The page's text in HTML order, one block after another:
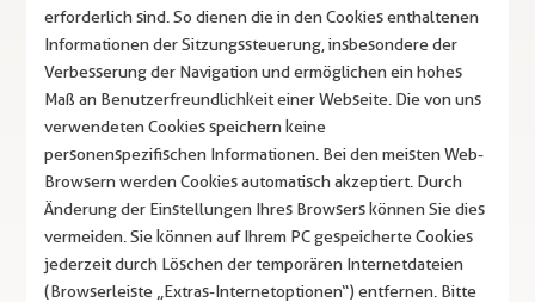
erforderlich sind. So dienen die in den Cookies enthaltenen
Informationen der Sitzungssteuerung, insbesondere der
Verbesserung der Navigation und ermöglichen ein hohes
Maß an Benutzerfreundlichkeit einer Webseite. Die von uns
verwendeten Cookies speichern keine
personenspezifischen Informationen. Bei den meisten Web-
Browsern werden Cookies automatisch akzeptiert. Durch
Änderung der Einstellungen Ihres Browsers können Sie dies
vermeiden. Sie können auf Ihrem PC gespeicherte Cookies
jederzeit durch Löschen der temporären Internetdateien
(Browserleiste „Extras-Internetoptionen“) entfernen. Bitte